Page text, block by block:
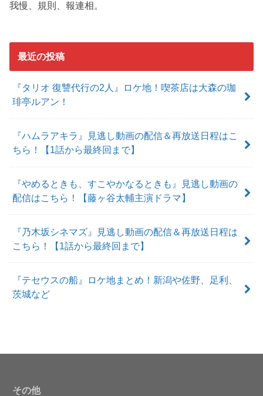
我慢、規則、報連相。
最近の投稿
『タリオ 復讐代行の2人』ロケ地！喫茶店は大森の珈
琲亭ルアン！
『ハムラアキラ』見逃し動画の配信＆再放送日程はこ
ちら！【1話から最終回まで】
『やめるときも、すこやかなるときも』見逃し動画の
配信はこちら！【藤ヶ谷太輔主演ドラマ】
『乃木坂シネマズ』見逃し動画の配信＆再放送日程は
こちら！【1話から最終回まで】
『テセウスの船』ロケ地まとめ！新潟や佐野、足利、
茨城など
その他